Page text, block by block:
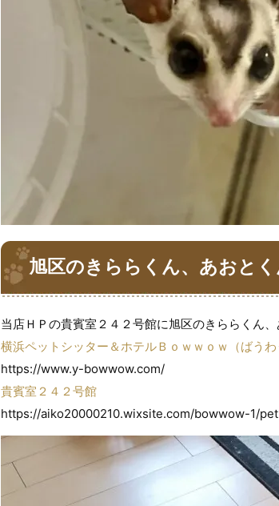
旭区のきららくん、あおと
ｗｏｗばうわう
当店ＨＰの貴賓室２４２号館に旭区のきららくん
横浜ペットシッター＆ホテルＢｏｗｗｏｗ（ばうわ
https://www.y-bowwow.com/
貴賓室２４２号館
https://aiko20000210.wixsite.com/bowwow-1/